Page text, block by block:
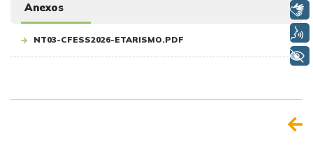
Anexos
NT03-CFESS2026-ETARISMO.PDF
+ Acessibilidade